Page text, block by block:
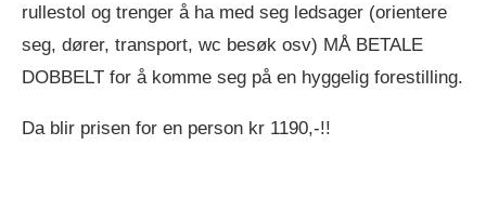
rullestol og trenger å ha med seg ledsager (orientere
seg, dører, transport, wc besøk osv) MÅ BETALE
DOBBELT for å komme seg på en hyggelig forestilling.
Da blir prisen for en person kr 1190,-!!